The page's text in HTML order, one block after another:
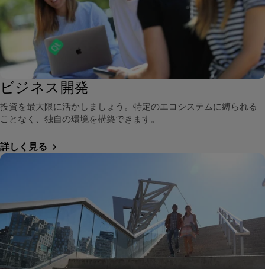
ビジネス開発
投資を最大限に活かしましょう。特定のエコシステムに縛られる
ことなく、独自の環境を構築できます。
詳しく見る